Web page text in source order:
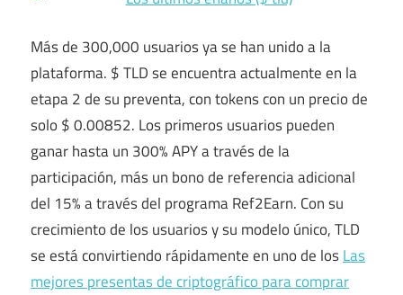
Más de 300,000 usuarios ya se han unido a la
plataforma. $ TLD se encuentra actualmente en la
etapa 2 de su preventa, con tokens con un precio de
solo $ 0.00852. Los primeros usuarios pueden
ganar hasta un 300% APY a través de la
participación, más un bono de referencia adicional
del 15% a través del programa Ref2Earn. Con su
crecimiento de los usuarios y su modelo único, TLD
se está convirtiendo rápidamente en uno de losLas
mejores presentas de criptográfico para comprar